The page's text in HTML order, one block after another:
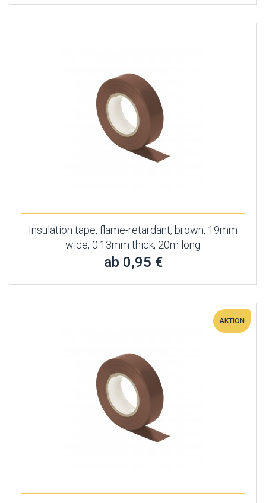
Insulation tape, flame-retardant, brown, 19mm
wide, 0.13mm thick, 20m long
ab 0,95 €
AKTION